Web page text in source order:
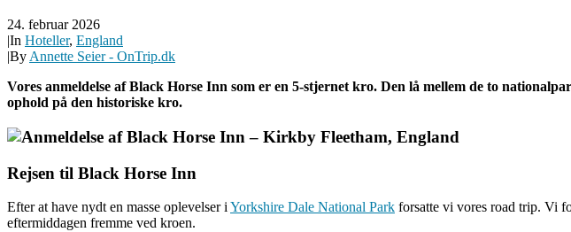
24. februar 2026
|In Hoteller, England
|By Annette Seier - OnTrip.dk
Vores anmeldelse af Black Horse Inn som er en 5-stjernet kro. Den lå mellem de to
ophold på den historiske kro.
Rejsen til Black Horse Inn
Efter at have nydt en masse oplevelser iYorkshire Dale National Park forsatte vi vores road trip. Vi
eftermiddagen fremme ved kroen.